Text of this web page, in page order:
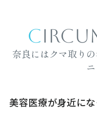
奈良にはクマ取り
美容医療が身近に